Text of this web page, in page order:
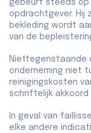
gebeurt steeds op
opdrachtgever. Hij
bekleding wordt
van de
Niettegenstaande
onderneming niet
reinigingskosten
schriftelijk akkoord
In geval van
elke andere